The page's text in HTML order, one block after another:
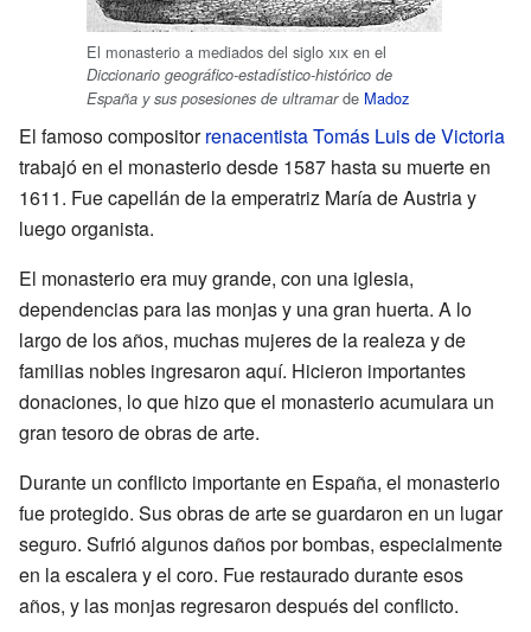
El monasterio a mediados del siglo xix en el
Diccionario geográfico-estadístico-histórico de
España y sus posesiones de ultramarde Madoz
El famoso compositorrenacentistaTomás Luis de Victoria
trabajó en el monasterio desde 1587 hasta su muerte en
1611. Fue capellán de la emperatriz María de Austria y
luego organista.
El monasterio era muy grande, con una iglesia,
dependencias para las monjas y una gran huerta. A lo
largo de los años, muchas mujeres de la realeza y de
familias nobles ingresaron aquí. Hicieron importantes
donaciones, lo que hizo que el monasterio acumulara un
gran tesoro de obras de arte.
Durante un conflicto importante en España, el monasterio
fue protegido. Sus obras de arte se guardaron en un lugar
seguro. Sufrió algunos daños por bombas, especialmente
en la escalera y el coro. Fue restaurado durante esos
años, y las monjas regresaron después del conflicto.